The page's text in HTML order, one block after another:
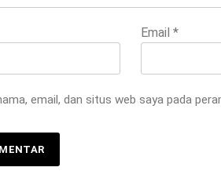
Email*
email, dan situs web saya pada